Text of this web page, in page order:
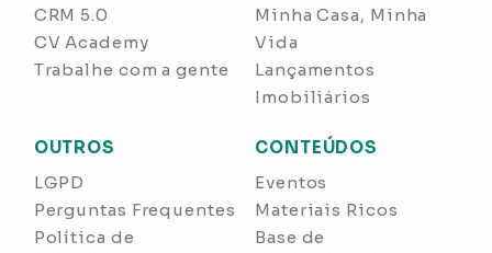
CRM 5.0
CV Academy
Trabalhe com a gente
Minha Casa, Minha
Vida
Lançamentos
Imobiliários
OUTROS
LGPD
Perguntas Frequentes
Política de
CONTEÚDOS
Eventos
Materiais Ricos
Base de